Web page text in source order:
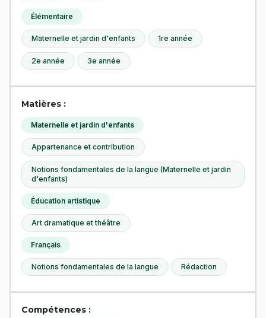
Élémentaire
Maternelle et jardin d'enfants 1re année
2e année 3e année
Matières :
Maternelle et jardin d'enfants
Appartenance et contribution
Notions fondamentales de la langue (Maternelle et jardin
d'enfants)
Éducation artistique
Art dramatique et théâtre
Français
Notions fondamentales de la langue Rédaction
Compétences :